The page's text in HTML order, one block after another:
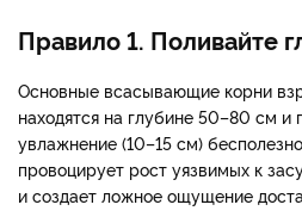
Правило 1. Поливайте
Основные всасывающие корни
находятся на глубине 50–80 см и
увлажнение (10–15 см)
провоцирует рост уязвимых к
и создает ложное ощущение